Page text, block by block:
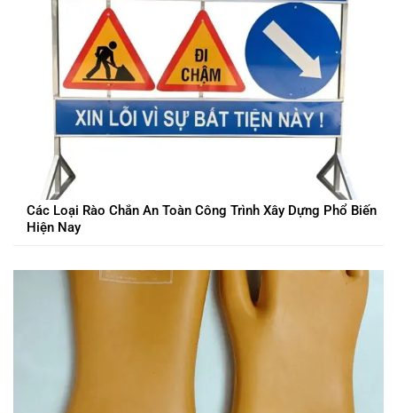
Các Loại Rào Chắn An Toàn Công Trình Xây Dựng Phổ Biến
Hiện Nay